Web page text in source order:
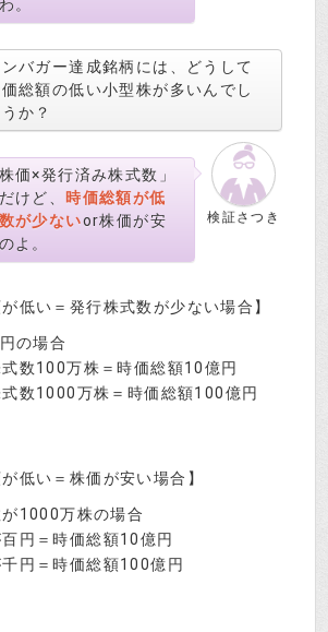
。
バガー達成銘柄には、どうして
総額の低い小型株が多いんでし
か？
検証さつき
価×発行済み株式数」
けど、 時価総額が低
が少ないor株価が安
よ。
が低い＝発行株式数が少ない場合】
の場合
数100万株＝時価総額10億円
数1000万株＝時価総額100億円
が低い＝株価が安い場合】
1000万株の場合
円＝時価総額10億円
円＝時価総額100億円